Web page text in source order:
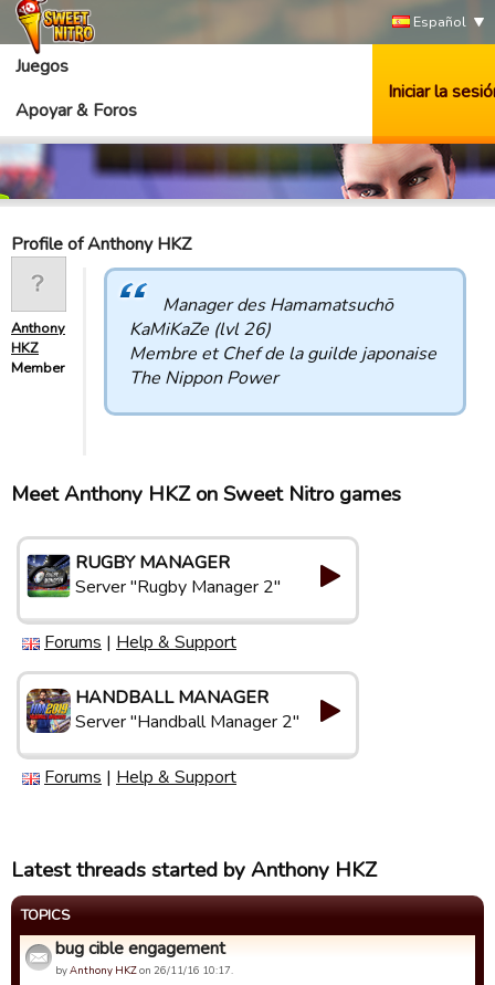
Español
Juegos
Apoyar & Foros
Iniciar la
Profile of Anthony HKZ
Anthony
HKZ
Member
Manager des Hamamatsuchō
KaMiKaZe (lvl 26)
Membre et Chef de la guilde japonaise
The Nippon Power
Meet Anthony HKZ on Sweet Nitro games
RUGBY MANAGER
Server "Rugby Manager 2"
Forums | Help & Support
HANDBALL MANAGER
Server "Handball Manager 2"
Forums | Help & Support
Latest threads started by Anthony HKZ
TOPICS
bug cible engagement
byAnthony HKZon 26/11/16 10:17.